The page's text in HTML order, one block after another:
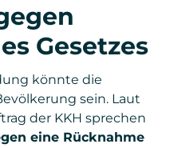
Gesetzes
könnte die
sein. Laut
der KKH sprechen
eine Rücknahme